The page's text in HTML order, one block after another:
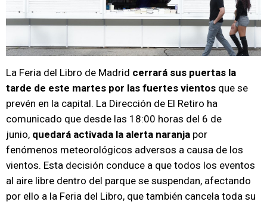
La Feria del Libro de Madrid cerrará sus puertas la
tarde de este martes por las fuertes vientos que se
prevén en la capital. La Dirección de El Retiro ha
comunicado que desde las 18:00 horas del 6 de
junio, quedará activada la alerta naranja por
fenómenos meteorológicos adversos a causa de los
vientos. Esta decisión conduce a que todos los eventos
al aire libre dentro del parque se suspendan, afectando
por ello a la Feria del Libro, que también cancela toda su